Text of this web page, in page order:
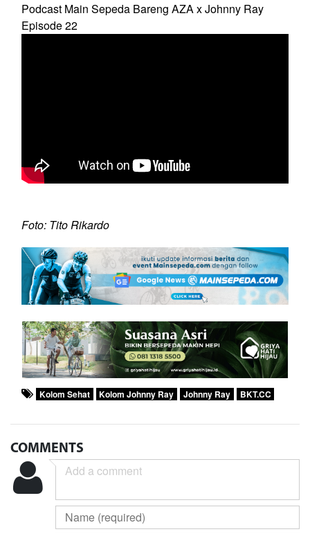
Podcast Main Sepeda Bareng AZA x Johnny Ray
Episode 22
Foto: Tito Rikardo
Kolom Sehat Kolom Johnny Ray Johnny Ray BKT.CC
COMMENTS